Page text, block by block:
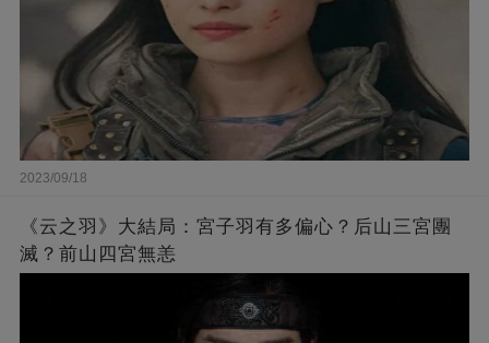
2023/09/18
《云之羽》大結局：宮子羽有多偏心？后山三宮團
滅？前山四宮無恙